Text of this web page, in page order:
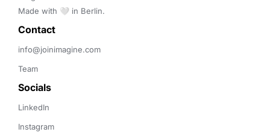
Made with 🤍 in Berlin.
Contact
info@joinimagine.com
Team
Socials
LinkedIn
Instagram